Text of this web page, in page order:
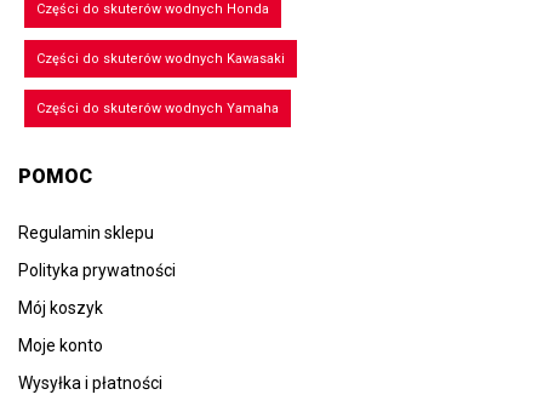
Części do skuterów wodnych Honda
Części do skuterów wodnych Kawasaki
Części do skuterów wodnych Yamaha
POMOC
Regulamin sklepu
Polityka prywatności
Mój koszyk
Moje konto
Wysyłka i płatności